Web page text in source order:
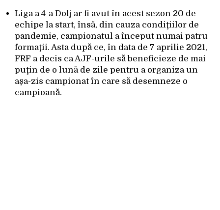
Liga a 4-a Dolj ar fi avut în acest sezon 20 de
echipe la start, însă, din cauza condiţiilor de
pandemie, campionatul a început numai patru
formaţii. Asta după ce, în data de 7 aprilie 2021,
FRF a decis ca AJF-urile să beneficieze de mai
puţin de o lună de zile pentru a organiza un
așa-zis campionat în care să desemneze o
campioană.